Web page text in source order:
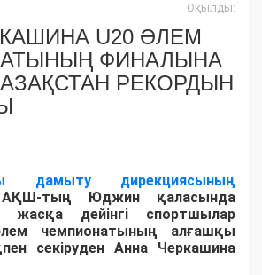
Оқылды:
U20 ӘЛЕМ
ФИНАЛЫНА
РЕКОРДЫН
дамыту дирекциясының
АҚШ-тың Юджин қаласында
жасқа дейінгі спортшылар
чемпионатының алғашқы
секіруден Анна Черкашина